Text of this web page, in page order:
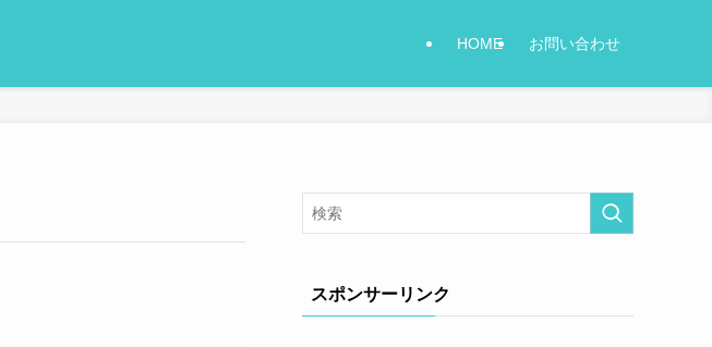
HOME お問い合わせ
スポンサーリンク